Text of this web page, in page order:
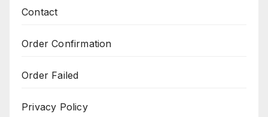
Contact
Order Confirmation
Order Failed
Privacy Policy